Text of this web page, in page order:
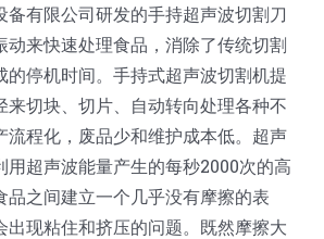
备有限公司研发的手持超声波切割刀
动来快速处理食品，消除了传统切割
的停机时间。手持式超声波切割机提
来切块、切片、自动转向处理各种不
流程化，废品少和维护成本低。超声
用超声波能量产生的每秒2000次的高
品之间建立一个几乎没有摩擦的表
出现粘住和挤压的问题。既然摩擦大